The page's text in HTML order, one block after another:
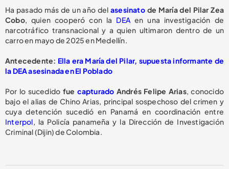
Ha pasado más de un año delasesinatode María del Pilar Zea
Cobo, quien cooperó con la DEA en una investigación de
narcotráfico transnacional y a quien ultimaron dentro de un
carro en mayo de 2025 en Medellín.
Antecedente: Ella era María del Pilar, supuesta informante de
la DEA asesinada en El Poblado
Por lo sucedido fue capturado Andrés Felipe Arias, conocido
bajo el alias de Chino Arias, principal sospechoso del crimen y
cuya detención sucedió en Panamá en coordinación entre
Interpol, la Policía panameña y la Dirección de Investigación
Criminal (Dijin) de Colombia.